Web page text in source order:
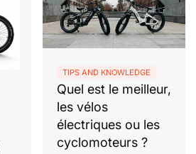
TIPS AND KNOWLEDGE
Quel est le meilleur,
les vélos
électriques ou les
cyclomoteurs ?